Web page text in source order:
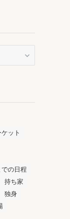
ット
での日程
持ち家
独身